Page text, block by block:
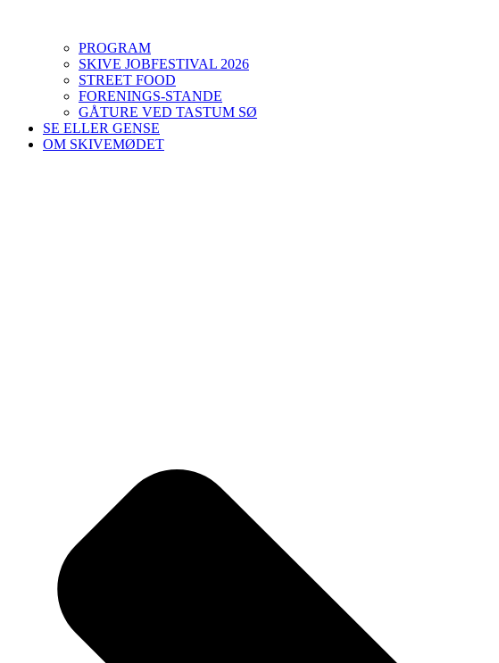
PROGRAM
SKIVE JOBFESTIVAL 2026
STREET FOOD
FORENINGS-STANDE
GÅTURE VED TASTUM SØ
SE ELLER GENSE
OM SKIVEMØDET